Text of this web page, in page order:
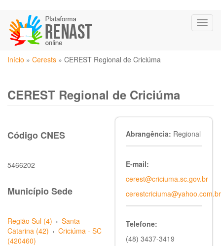
para
conteúdo
principal
Você
Início » Cerests » CEREST Regional de Criciúma
CEREST Regional de Criciúma
Código CNES
5466202
Município Sede
Região Sul (4) › Santa
Catarina (42) › Criciúma - SC
(420460)
Abrangência: Regional
E-mail:
cerest@criciuma.sc.gov.br
cerestcriciuma@yahoo.com.br
Telefone:
(48) 3437-3419